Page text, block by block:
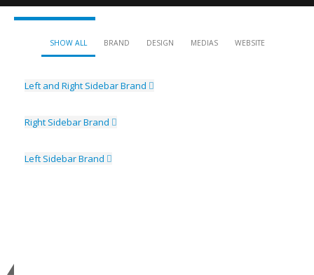
SHOW ALL BRAND DESIGN MEDIAS WEBSITE
Left and Right SidebarBrand
Right SidebarBrand
Left SidebarBrand